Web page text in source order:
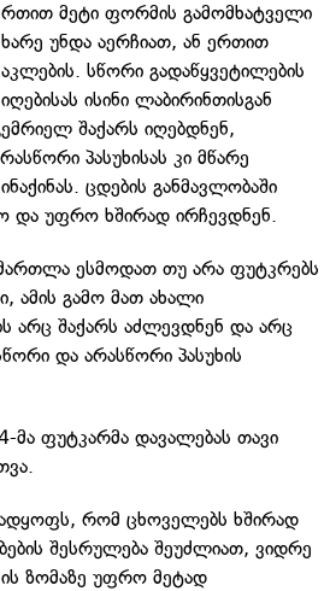
მეტი ფორმის გამომხატველი
უნდა აერჩიათ, ან ერთით
სწორი გადაწყვეტილების
ისინი ლაბირინთისგან
შაქარს იღებდნენ,
პასუხისას კი მწარე
ცდების განმავლობაში
და უფრო ხშირად ირჩევდნენ.
ესმოდათ თუ არა ფუტკრებს
ამის გამო მათ ახალი
არც შაქარს აძლევდნენ და არც
და არასწორი პასუხის
ფუტკარმა დავალებას თავი
რომ ცხოველებს ხშირად
შესრულება შეუძლიათ, ვიდრე
ზომაზე უფრო მეტად